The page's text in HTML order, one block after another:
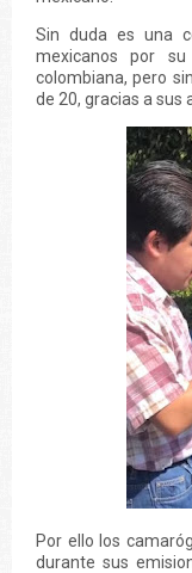
Sin duda es una
mexicanos por
colombiana, pero
de 20, gracias a sus
Por ello los
durante sus